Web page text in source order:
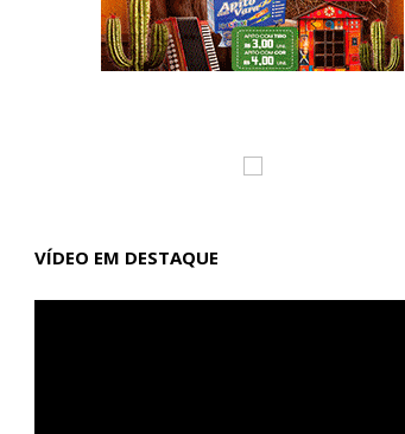
VÍDEO EM DESTAQUE